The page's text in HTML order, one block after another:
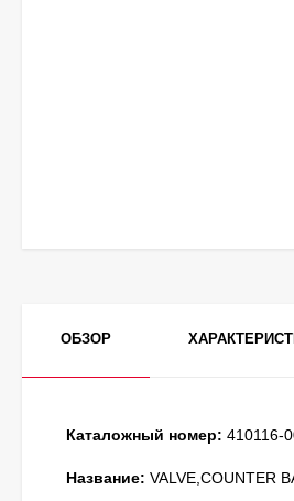
ОБЗОР
Каталожный номер: 410116-
Название: VALVE,COUNTER